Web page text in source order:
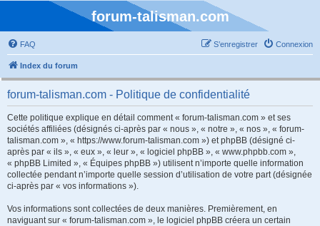
forum-talisman.com
FAQ Connexion
S’enregistrer
Index du forum
forum-talisman.com - Politique de confidentialité
Cette politique explique en détail comment « forum-talisman.com » et ses
sociétés affiliées (désignés ci-après par « nous », « notre », « nos », « forum-
talisman.com », « https://www.forum-talisman.com ») et phpBB (désigné ci-
après par « ils », « eux », « leur », « logiciel phpBB », « www.phpbb.com »,
« phpBB Limited », « Équipes phpBB ») utilisent n’importe quelle information
collectée pendant n’importe quelle session d’utilisation de votre part (désignée
ci-après par « vos informations »).
Vos informations sont collectées de deux manières. Premièrement, en
naviguant sur « forum-talisman.com », le logiciel phpBB créera un certain